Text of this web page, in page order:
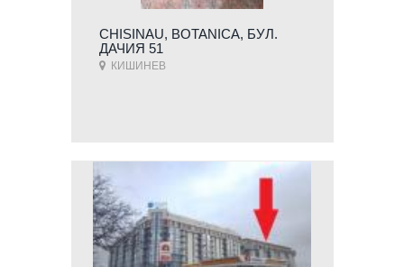
CHISINAU, BOTANICA, БУЛ.
ДАЧИЯ 51
КИШИНЕВ